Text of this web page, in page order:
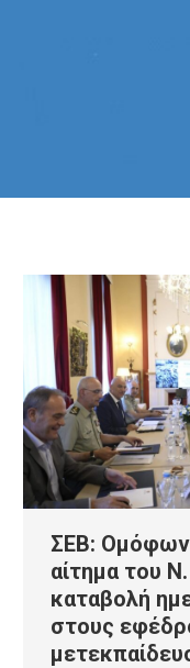
ΣΕΒ:
αίτημα του
καταβολή
στους